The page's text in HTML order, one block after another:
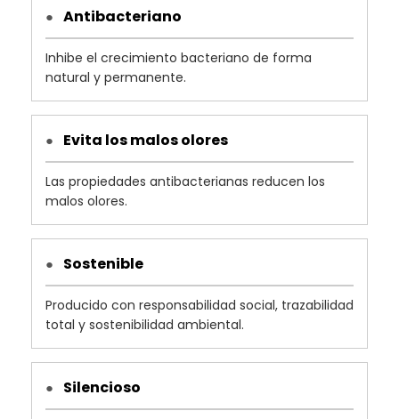
● Antibacteriano
Inhibe el crecimiento bacteriano de forma
natural y permanente.
● Evita los malos olores
Las propiedades antibacterianas reducen los
malos olores.
● Sostenible
Producido con responsabilidad social, trazabilidad
total y sostenibilidad ambiental.
● Silencioso